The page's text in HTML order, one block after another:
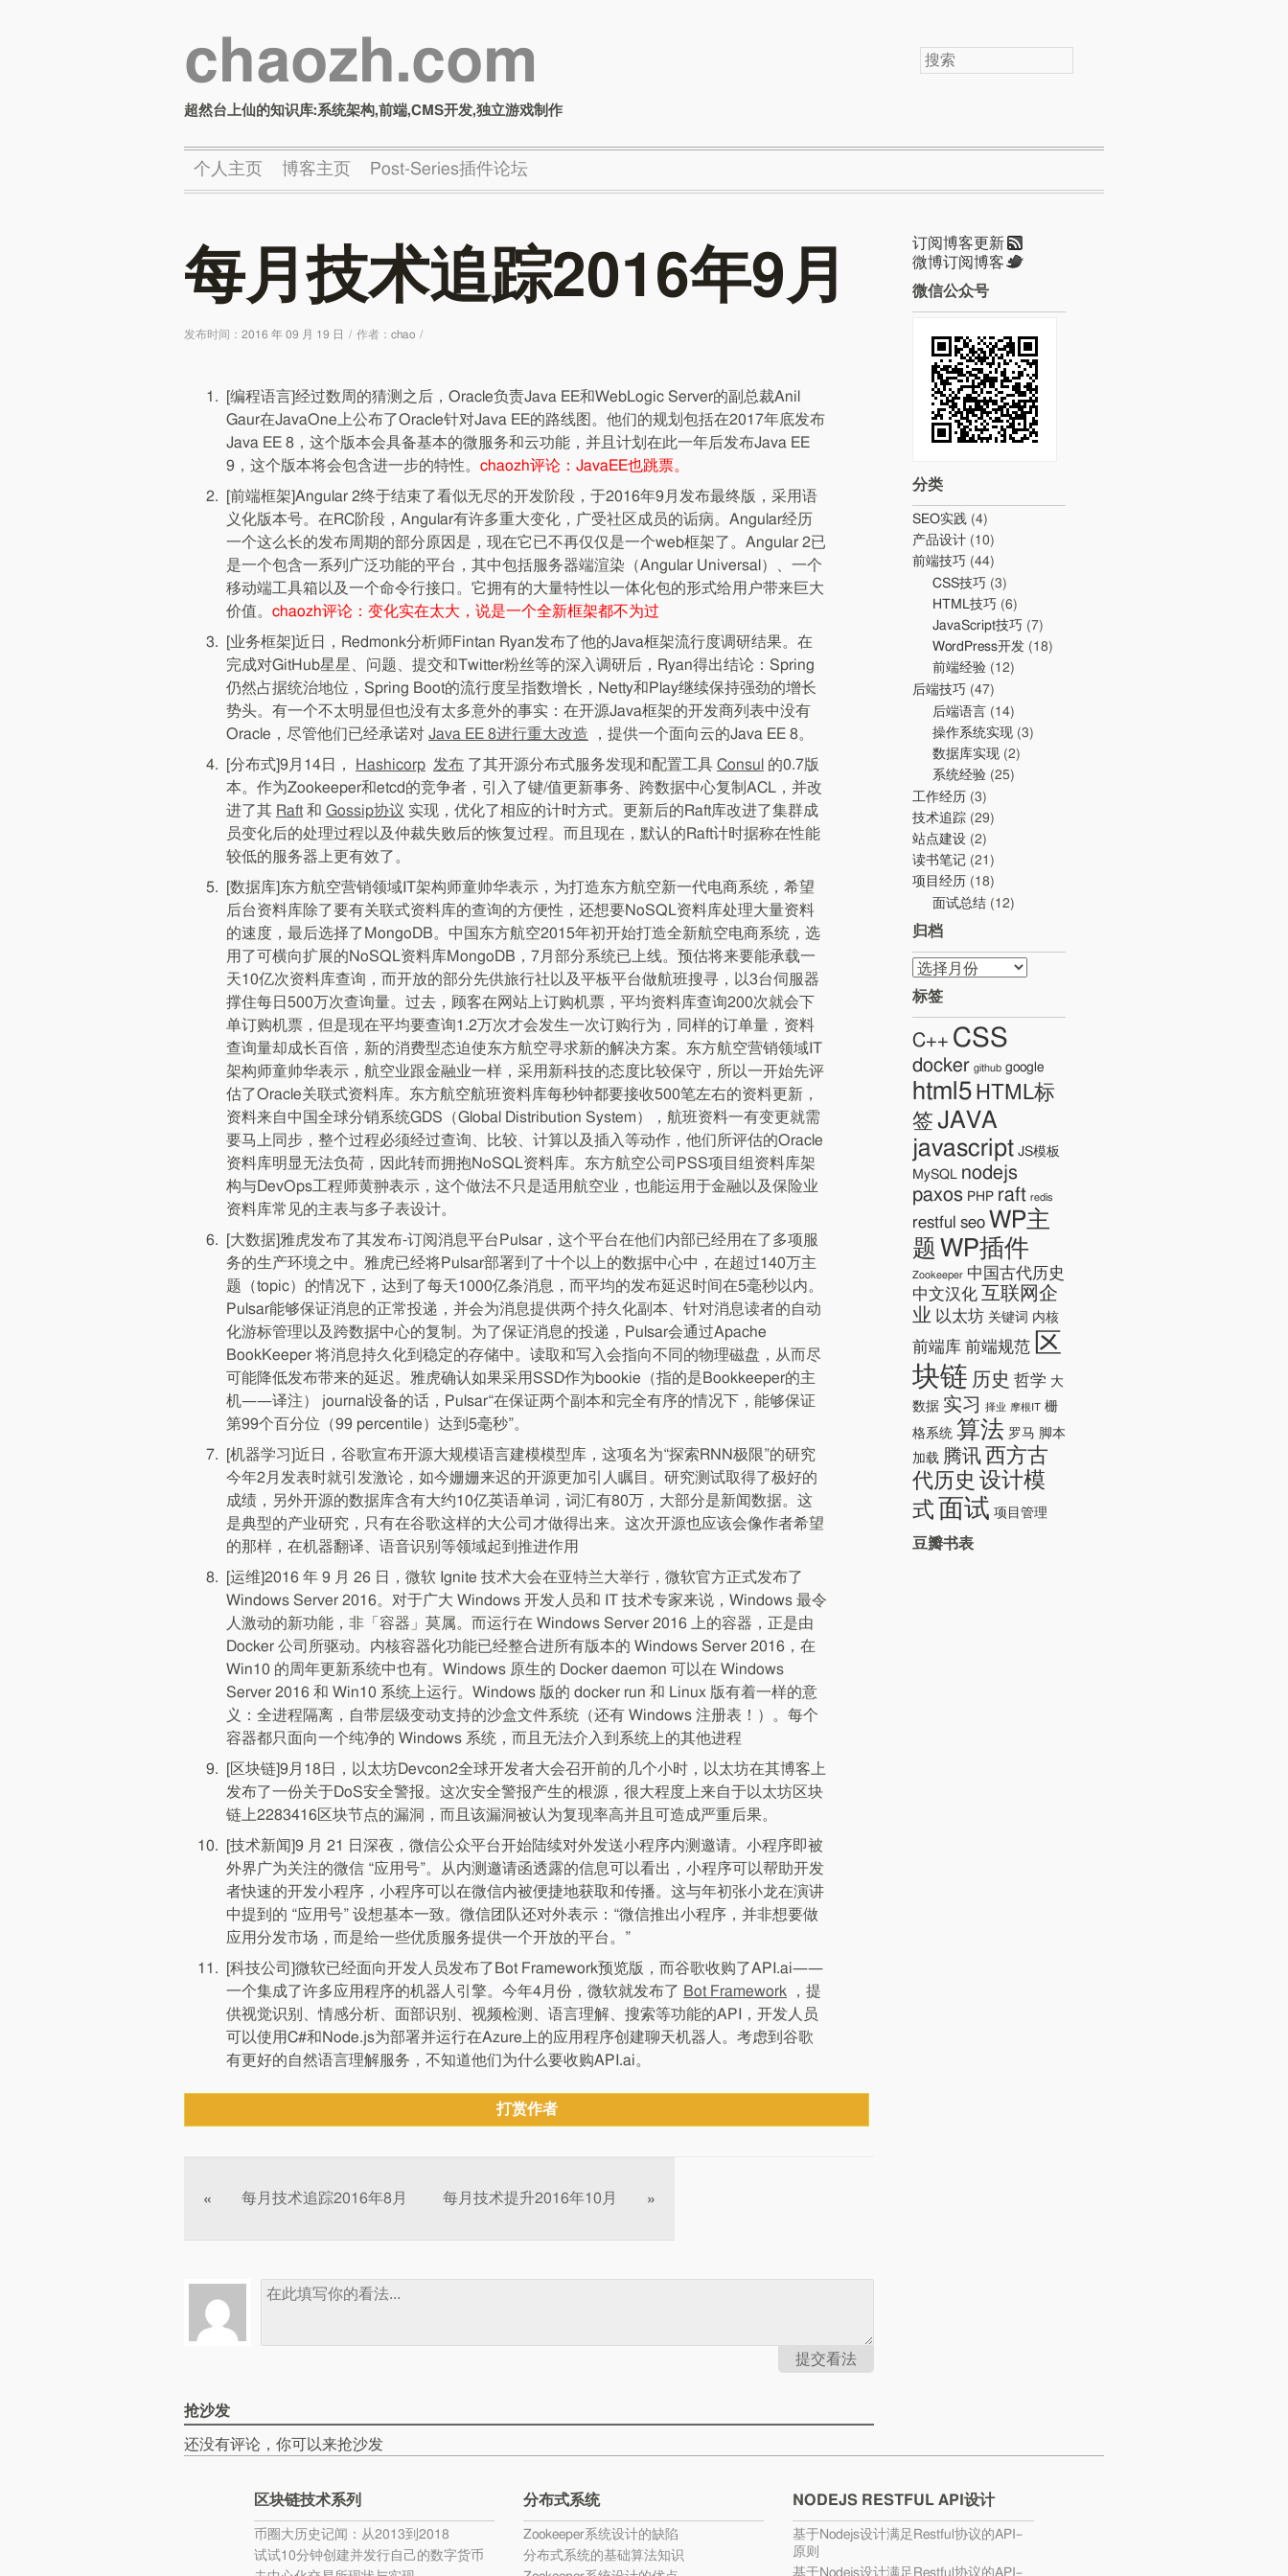
chaozh.com
超然台上仙的知识库:系统架构,前端,CMS开发,独立游戏制作
个人主页 博客主页 Post-Series插件论坛
每月技术追踪2016年9月
发布时间： 2016 年 09 月 19 日 / 作者： chao /
[编程语言]经过数周的猜测之后，Oracle负责Java EE和WebLogic Server的副总裁Anil
Gaur在JavaOne上公布了Oracle针对Java EE的路线图。他们的规划包括在2017年底发布
Java EE 8，这个版本会具备基本的微服务和云功能，并且计划在此一年后发布Java EE
9，这个版本将会包含进一步的特性。 chaozh评论：JavaEE也跳票。
[前端框架]Angular 2终于结束了看似无尽的开发阶段，于2016年9月发布最终版，采用语
义化版本号。在RC阶段，Angular有许多重大变化，广受社区成员的诟病。Angular经历
一个这么长的发布周期的部分原因是，现在它已不再仅仅是一个web框架了。Angular 2已
是一个包含一系列广泛功能的平台，其中包括服务器端渲染（Angular Universal）、一个
移动端工具箱以及一个命令行接口。它拥有的大量特性以一体化包的形式给用户带来巨大
价值。 chaozh评论：变化实在太大，说是一个全新框架都不为过
[业务框架]近日，Redmonk分析师Fintan Ryan发布了他的Java框架流行度调研结果。在
完成对GitHub星星、问题、提交和Twitter粉丝等的深入调研后，Ryan得出结论：Spring
仍然占据统治地位，Spring Boot的流行度呈指数增长，Netty和Play继续保持强劲的增长
势头。有一个不太明显但也没有太多意外的事实：在开源Java框架的开发商列表中没有
Oracle，尽管他们已经承诺对 Java EE 8进行重大改造
，提供一个面向云的Java EE 8。
[分布式]9月14日，
Hashicorp 发布 了其开源分布式服务发现和配置工具 Consul 的0.7版
本。作为Zookeeper和etcd的竞争者，引入了键/值更新事务、跨数据中心复制ACL，并改
进了其 Raft 和 Gossip协议 实现，优化了相应的计时方式。更新后的Raft库改进了集群成
员变化后的处理过程以及仲裁失败后的恢复过程。而且现在，默认的Raft计时据称在性能
较低的服务器上更有效了。
[数据库]东方航空营销领域IT架构师童帅华表示，为打造东方航空新一代电商系统，希望
后台资料库除了要有关联式资料库的查询的方便性，还想要NoSQL资料库处理大量资料
的速度，最后选择了MongoDB。中国东方航空2015年初开始打造全新航空电商系统，选
用了可横向扩展的NoSQL资料库MongoDB，7月部分系统已上线。预估将来要能承载一
天10亿次资料库查询，而开放的部分先供旅行社以及平板平台做航班搜寻，以3台伺服器
撑住每日500万次查询量。过去，顾客在网站上订购机票，平均资料库查询200次就会下
单订购机票，但是现在平均要查询1.2万次才会发生一次订购行为，同样的订单量，资料
查询量却成长百倍，新的消费型态迫使东方航空寻求新的解决方案。东方航空营销领域IT
架构师童帅华表示，航空业跟金融业一样，采用新科技的态度比较保守，所以一开始先评
估了Oracle关联式资料库。东方航空航班资料库每秒钟都要接收500笔左右的资料更新，
资料来自中国全球分销系统GDS（Global Distribution System），航班资料一有变更就需
要马上同步，整个过程必须经过查询、比较、计算以及插入等动作，他们所评估的Oracle
资料库明显无法负荷，因此转而拥抱NoSQL资料库。东方航空公司PSS项目组资料库架
构与DevOps工程师黄翀表示，这个做法不只是适用航空业，也能运用于金融以及保险业
资料库常见的主表与多子表设计。
[大数据]雅虎发布了其发布-订阅消息平台Pulsar，这个平台在他们内部已经用在了多项服
务的生产环境之中。雅虎已经将Pulsar部署到了十个以上的数据中心中，在超过140万主
题（topic）的情况下，达到了每天1000亿条消息，而平均的发布延迟时间在5毫秒以内。
Pulsar能够保证消息的正常投递，并会为消息提供两个持久化副本、针对消息读者的自动
化游标管理以及跨数据中心的复制。为了保证消息的投递，Pulsar会通过Apache
BookKeeper 将消息持久化到稳定的存储中。读取和写入会指向不同的物理磁盘，从而尽
可能降低发布带来的延迟。雅虎确认如果采用SSD作为bookie（指的是Bookkeeper的主
机——译注） journal设备的话，Pulsar“在保证两个副本和完全有序的情况下，能够保证
第99个百分位（99 percentile）达到5毫秒”。
[机器学习]近日，谷歌宣布开源大规模语言建模模型库，这项名为“探索RNN极限”的研究
今年2月发表时就引发激论，如今姗姗来迟的开源更加引人瞩目。研究测试取得了极好的
成绩，另外开源的数据库含有大约10亿英语单词，词汇有80万，大部分是新闻数据。这
是典型的产业研究，只有在谷歌这样的大公司才做得出来。这次开源也应该会像作者希望
的那样，在机器翻译、语音识别等领域起到推进作用
[运维]2016 年 9 月 26 日，微软 Ignite 技术大会在亚特兰大举行，微软官方正式发布了
Windows Server 2016。对于广大 Windows 开发人员和 IT 技术专家来说，Windows 最令
人激动的新功能，非「容器」莫属。而运行在 Windows Server 2016 上的容器，正是由
Docker 公司所驱动。内核容器化功能已经整合进所有版本的 Windows Server 2016，在
Win10 的周年更新系统中也有。Windows 原生的 Docker daemon 可以在 Windows
Server 2016 和 Win10 系统上运行。Windows 版的 docker run 和 Linux 版有着一样的意
义：全进程隔离，自带层级变动支持的沙盒文件系统（还有 Windows 注册表！）。每个
容器都只面向一个纯净的 Windows 系统，而且无法介入到系统上的其他进程
[区块链]9月18日，以太坊Devcon2全球开发者大会召开前的几个小时，以太坊在其博客上
发布了一份关于DoS安全警报。这次安全警报产生的根源，很大程度上来自于以太坊区块
链上2283416区块节点的漏洞，而且该漏洞被认为复现率高并且可造成严重后果。
[技术新闻]9 月 21 日深夜，微信公众平台开始陆续对外发送小程序内测邀请。小程序即被
外界广为关注的微信 “应用号”。从内测邀请函透露的信息可以看出，小程序可以帮助开发
者快速的开发小程序，小程序可以在微信内被便捷地获取和传播。这与年初张小龙在演讲
中提到的 “应用号” 设想基本一致。微信团队还对外表示：“微信推出小程序，并非想要做
应用分发市场，而是给一些优质服务提供一个开放的平台。”
[科技公司]微软已经面向开发人员发布了Bot Framework预览版，而谷歌收购了API.ai——
一个集成了许多应用程序的机器人引擎。今年4月份，微软就发布了 Bot Framework
，提
供视觉识别、情感分析、面部识别、视频检测、语言理解、搜索等功能的API，开发人员
可以使用C#和Node.js为部署并运行在Azure上的应用程序创建聊天机器人。考虑到谷歌
有更好的自然语言理解服务，不知道他们为什么要收购API.ai。
打赏作者
« 每月技术追踪2016年8月 每月技术提升2016年10月 »
提交看法
抢沙发
还没有评论，你可以来抢沙发
订阅博客更新
微博订阅博客
微信公众号
分类
SEO实践 (4)
产品设计 (10)
前端技巧 (44)
CSS技巧 (3)
HTML技巧 (6)
JavaScript技巧 (7)
WordPress开发 (18)
前端经验 (12)
后端技巧 (47)
后端语言 (14)
操作系统实现 (3)
数据库实现 (2)
系统经验 (25)
工作经历 (3)
技术追踪 (29)
站点建设 (2)
读书笔记 (21)
项目经历 (18)
面试总结 (12)
归档
归
档
标签
C++ CSS
docker github google
html5 HTML标
签 JAVA
javascript JS模板
MySQL nodejs
paxos PHP raft redis
restful seo WP主
题 WP插件
Zookeeper 中国古代历史
中文汉化 互联网企
业 以太坊 关键词 内核
前端库 前端规范 区
块链 历史 哲学 大
数据 实习 择业 摩根IT 栅
格系统 算法 罗马 脚本
加载 腾讯 西方古
代历史 设计模
式 面试 项目管理
豆瓣书表
区块链技术系列
币圈大历史记闻：从2013到2018
试试10分钟创建并发行自己的数字货币
分布式系统
Zookeeper系统设计的缺陷
分布式系统的基础算法知识
NODEJS RESTFUL API设计
基于Nodejs设计满足Restful协议的API–
原则